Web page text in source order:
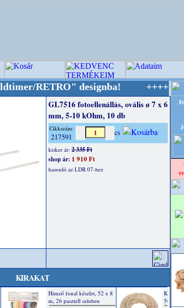
designba! +++++++
GL7516 fotoellenállás, ovális ø 7 x 6
mm, 5-10 kOhm, 10 db
Cikkszám:
217591 cs
kisker ár: 2 335 Ft
shop ár: 1 910 Ft
hasonló az LDR 07-hez
KIRAKAT